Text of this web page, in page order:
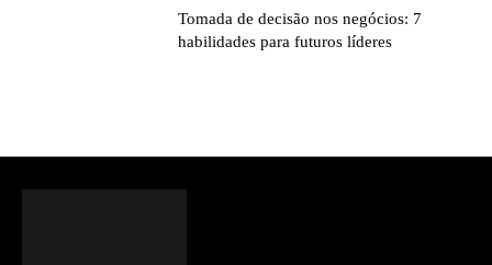
Tomada de decisão nos negócios: 7
habilidades para futuros líderes